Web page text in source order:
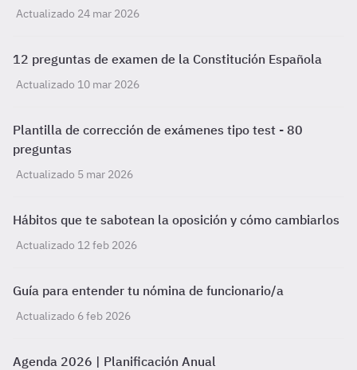
Actualizado 24 mar 2026
12 preguntas de examen de la Constitución Española
Actualizado 10 mar 2026
Plantilla de corrección de exámenes tipo test - 80
preguntas
Actualizado 5 mar 2026
Hábitos que te sabotean la oposición y cómo cambiarlos
Actualizado 12 feb 2026
Guía para entender tu nómina de funcionario/a
Actualizado 6 feb 2026
Agenda 2026 | Planificación Anual